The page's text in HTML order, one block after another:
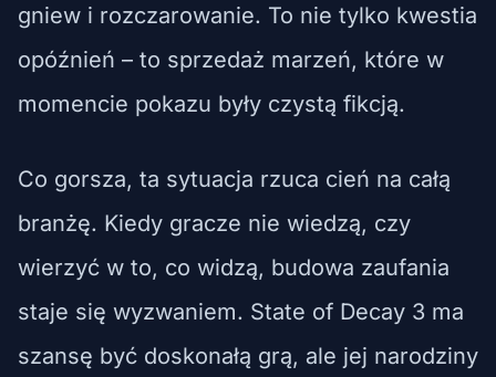
gniew i rozczarowanie. To nie tylko kwestia
opóźnień – to sprzedaż marzeń, które w
momencie pokazu były czystą fikcją.
Co gorsza, ta sytuacja rzuca cień na całą
branżę. Kiedy gracze nie wiedzą, czy
wierzyć w to, co widzą, budowa zaufania
staje się wyzwaniem. State of Decay 3 ma
szansę być doskonałą grą, ale jej narodziny